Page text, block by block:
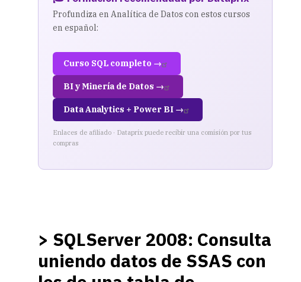
Profundiza en Analítica de Datos con estos cursos
en español:
Curso SQL completo →
BI y Minería de Datos →
Data Analytics + Power BI →
Enlaces de afiliado · Dataprix puede recibir una comisión por tus
compras
> SQLServer 2008: Consulta
uniendo datos de SSAS con